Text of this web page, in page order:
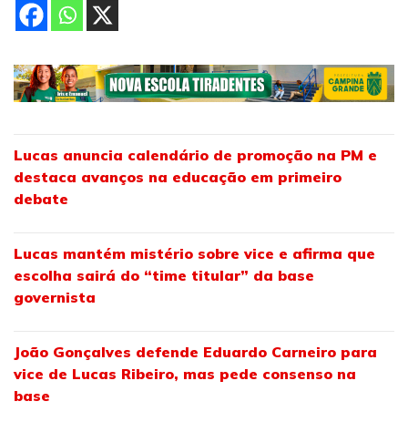
Lucas anuncia calendário de promoção na PM e
destaca avanços na educação em primeiro
debate
Lucas mantém mistério sobre vice e afirma que
escolha sairá do “time titular” da base
governista
João Gonçalves defende Eduardo Carneiro para
vice de Lucas Ribeiro, mas pede consenso na
base